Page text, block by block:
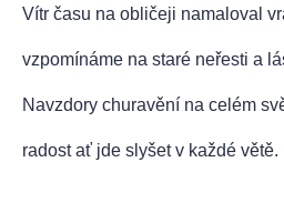
Vítr času na obličeji namaloval
vzpomínáme na staré neřesti a
Navzdory churavění na celém
radost ať jde slyšet v každé větě.